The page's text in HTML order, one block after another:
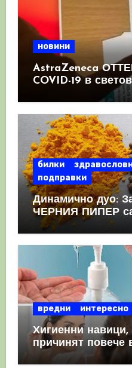
новини
AstraZeneca
COVID-19 в
като призна, че
билки
подправки
Динамично дуо:
ЧЕРНИЯ ПИПЕР
комбинация
вредни интересно
Хигиенни навици,
причинят повече
полза